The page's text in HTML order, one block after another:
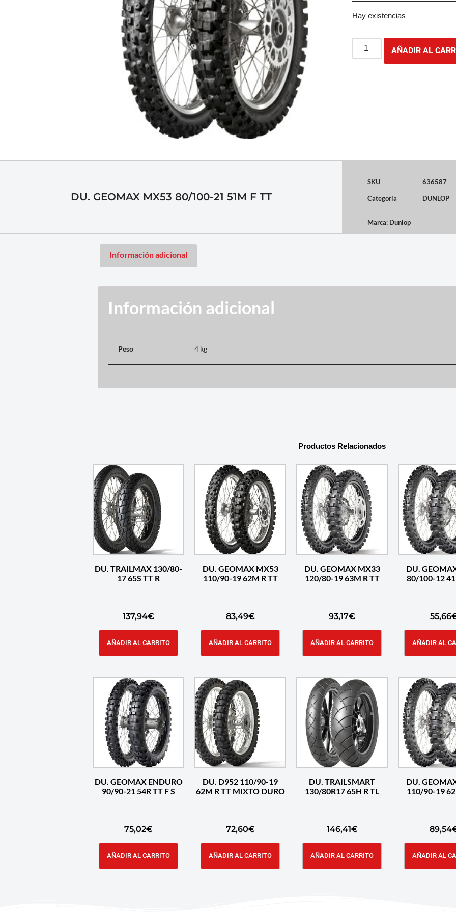
Hay existencias
AÑADIR AL
DU. GEOMAX MX53 80/100-21 51M F TT
SKU
636587
Categoría
DUNLOP
Marca: Dunlop
Información adicional
Información adicional
Peso 4 kg
Productos Relacionados
DU. TRAILMAX 130/80-
17 65S TT R
137,94€
AÑADIR AL CARRITO
DU. GEOMAX MX53
110/90-19 62M R TT
83,49€
AÑADIR AL CARRITO
DU. GEOMAX MX33
120/80-19 63M R TT
93,17€
AÑADIR AL CARRITO
DU.
80/100-12
55,66
AÑADIR AL
DU. GEOMAX ENDURO
90/90-21 54R TT F S
75,02€
AÑADIR AL CARRITO
DU. D952 110/90-19
62M R TT MIXTO DURO
72,60€
AÑADIR AL CARRITO
DU. TRAILSMART
130/80R17 65H R TL
146,41€
AÑADIR AL CARRITO
DU.
110/90-19
89,54
AÑADIR AL